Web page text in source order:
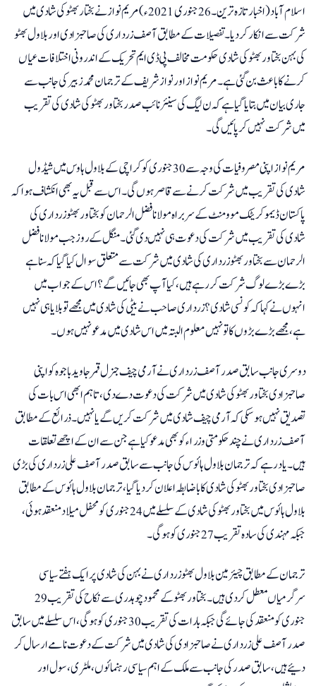
اسلام آباد ( اخبارتازہ ترین ۔ 26 جنوری2021ء) مریم نواز نے بختار بھٹو کی شادی میں
شرکت سے انکار کر دیا۔ تفصیلات کے مطابق آصف زرداری کی صاحبزادی اور بلاول بھٹو
کی بہن بختاور بھٹو کی شادی حکومت مخالف پی ڈی ایم تحریک کے اندرونی اختلافات عیاں
کرنے کا باعث بن گئی ہے۔ مریم نواز اور نواز شریف کے ترجمان محمد زبیر کی جانب سے
جاری بیان میں بتایا گیا ہے کہ ن لیگ کی سینئر نائب صدر بختاور بھٹو کی شادی کی تقریب
میں شرکت نہیں کر پائیں گی۔
مریم نواز اپنی مصروفیات کی وجہ سے 30 جنوری کو کراچی کے بلاول ہاوس میں شیڈول
شادی کی تقریب میں شرکت کرنے سے قاصر ہوں گی۔ اس سے قبل یہ بھی انکشاف ہوا کہ
پاکستان ڈیموکریٹک موومنٹ کے سربراہ مولانافضل الرحمان کو بختاور بھٹو زرداری کی
شادی کی تقریب میں شرکت کی دعوت ہی نہیں دی گئی۔ منگل کے روز جب مولانا فضل
الرحمان سے بختاور بھٹو زرداری کی شادی میں شرکت سے متعلق سوال کیا گیا کہ سنا ہے
بڑے بڑے لوگ شرکت کر رہے ہیں ، کیا آپ بھی جائیں گے؟ اس کے جواب میں
انہوں نے کہا کہ کونسی شادی؟ زرداری صاحب نے بیٹی کی شادی میں مجھے تو بلایا ہی نہیں
ہے ، مجھے بڑے بڑوں کا تو نہیں معلوم البتہ میں اس شادی میں مدعونہیں ہوں۔
دوسری جانب سابق صدر آصف زرداری نے آرمی چیف جنرل قمر جاوید باجوہ کو اپنی
صاحبزادی بختاور بھٹو کی شادی میں شرکت کی دعوت دے دی، تاہم ابھی اس بات کی
تصدیق نہیں ہو سکی کہ آرمی چیف شادی میں شرکت کریں گے یا نہیں۔ ذرائع کے مطابق
آصف زرداری نے چند حکومتی وزراء کو بھی مدعو کیا ہے جن سے ان کے اچھے تعلقات
ہیں۔ یاد رہے کہ ترجمان بلاول ہائوس کی جانب سے سابق صدر آصف علی زرداری کی بڑی
صاحبزادی بختاور بھٹو کی شادی کا باضابطہ اعلان کردیا گیا ، ترجمان بلاول ہائوس کے مطابق
بلاول ہائوس میں بختاور بھٹو کی شادی کے سلسلے میں 24جنوری کو محفل میلاد منعقد ہوئی،
جبکہ مہندی کی سادہ تقریب 27جنوری کو ہوگی۔
ترجمان کے مطابق چیئرمین بلاول بھٹو زرداری نے بہن کی شادی پر ایک ہفتے سیاسی
سرگرمیاں معطل کردی ہیں۔ بختاور بھٹو کے محمود چوہدری سے نکاح کی تقریب 29
جنوری کو منعقد کی جائے گی جبکہ بارات کی تقریب 30 جنوری کو ہوگی ، اس سلسلے میں سابق
صدر آصف علی زرداری نے صاحبزادی کی شادی میں شرکت کے دعوت نامے ارسال کر
دئیے ہیں،سابق صدر کی جانب سے ملک کے اہم سیاسی رہنمائوں، ملٹری ، سول اور